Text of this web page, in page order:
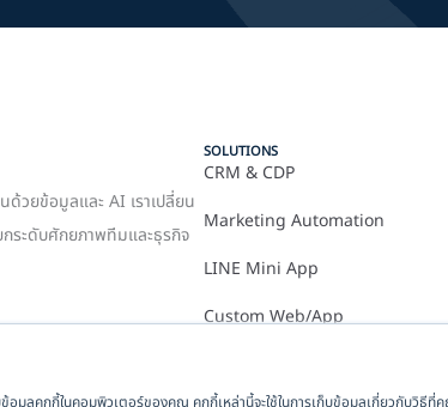
ข้อมูลคุกกี้ในคอมพิวเตอร์ของคุณ คุกกี้เหล่านี้จะใช้ในการเก็บข้อมูลเกี่ยวกับวิธี
วยข้อมูลและ AI เราเปลี่ยน
ระดับศักยภาพทีมและธุรกิจ
SOLUTIONS
CRM & CDP
Marketing Automation
LINE Mini App
Custom Web/App